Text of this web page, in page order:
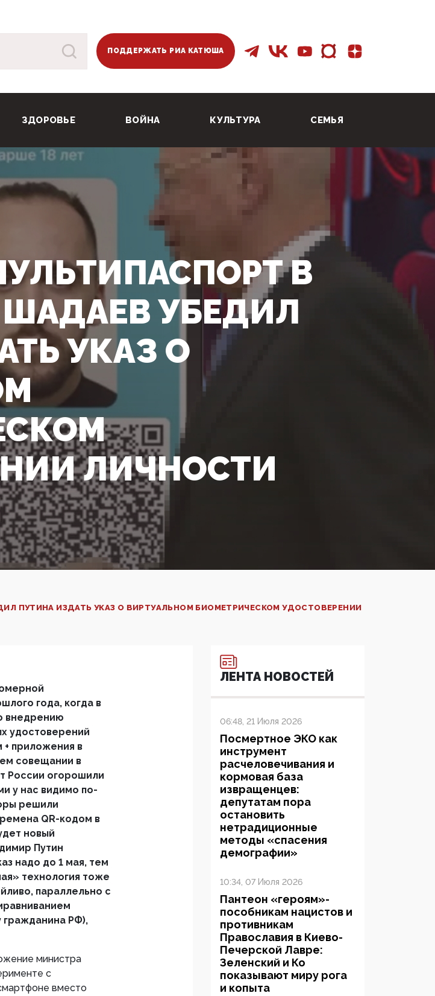
ПОДДЕРЖАТЬ РИА КАТЮША
ЗДОРОВЬЕ ВОЙНА КУЛЬТУРА СЕМЬЯ
В
УБЕДИЛ
УКАЗ О
ЛИЧНОСТИ
ПУТИНА ИЗДАТЬ УКАЗ О ВИРТУАЛЬНОМ БИОМЕТРИЧЕСКОМ УДОСТОВЕРЕНИИ
года, когда в
внедрению
удостоверений
+ приложения в
совещании в
России огорошили
у нас видимо по-
решили
QR-кодом в
новый
Путин
надо до 1 мая, тем
технология тоже
параллельно с
гражданина РФ),
министра
с
вместо
ЛЕНТА НОВОСТЕЙ
06:48, 21 Июля 2026
Посмертное ЭКО как
инструмент
расчеловечивания и
кормовая база
извращенцев:
депутатам пора
остановить
нетрадиционные
методы «спасения
демографии»
10:34, 07 Июля 2026
Пантеон «героям»-
пособникам нацистов и
противникам
Православия в Киево-
Печерской Лавре:
Зеленский и Ко
показывают миру рога
и копыта